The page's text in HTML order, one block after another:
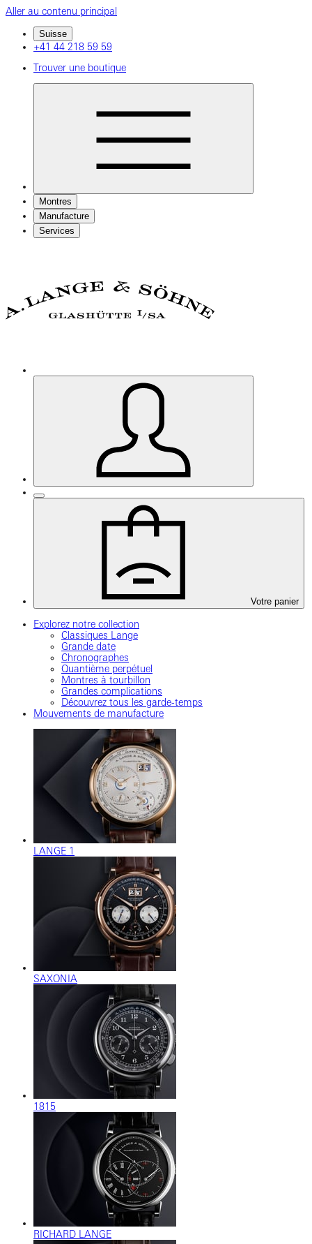
Aller au contenu principal
Suisse
+41 44 218 59 59
Trouver une boutique
Montres
Manufacture
Services
Votre panier
Explorez notre collection
Classiques Lange
Grande date
Chronographes
Quantième perpétuel
Montres à tourbillon
Grandes complications
Découvrez tous les garde-temps
Mouvements de manufacture
LANGE 1
SAXONIA
1815
RICHARD LANGE